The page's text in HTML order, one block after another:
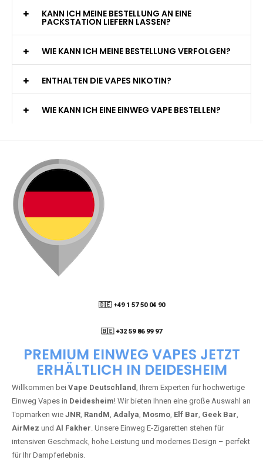
KANN ICH MEINE BESTELLUNG AN EINE
PACKSTATION LIEFERN LASSEN?
WIE KANN ICH MEINE BESTELLUNG VERFOLGEN?
ENTHALTEN DIE VAPES NIKOTIN?
WIE KANN ICH EINE EINWEG VAPE BESTELLEN?
🇩🇪 +49 1 57 50 04 90
🇧🇪 +32 59 86 99 97
PREMIUM EINWEG VAPES JETZT
ERHÄLTLICH IN DEIDESHEIM
Willkommen bei Vape Deutschland, Ihrem Experten für hochwertige
Einweg Vapes in Deidesheim! Wir bieten Ihnen eine große Auswahl an
Topmarken wie JNR, RandM, Adalya, Mosmo, Elf Bar, Geek Bar,
AirMez und Al Fakher. Unsere Einweg E-Zigaretten stehen für
intensiven Geschmack, hohe Leistung und modernes Design – perfekt
für Ihr Dampferlebnis.